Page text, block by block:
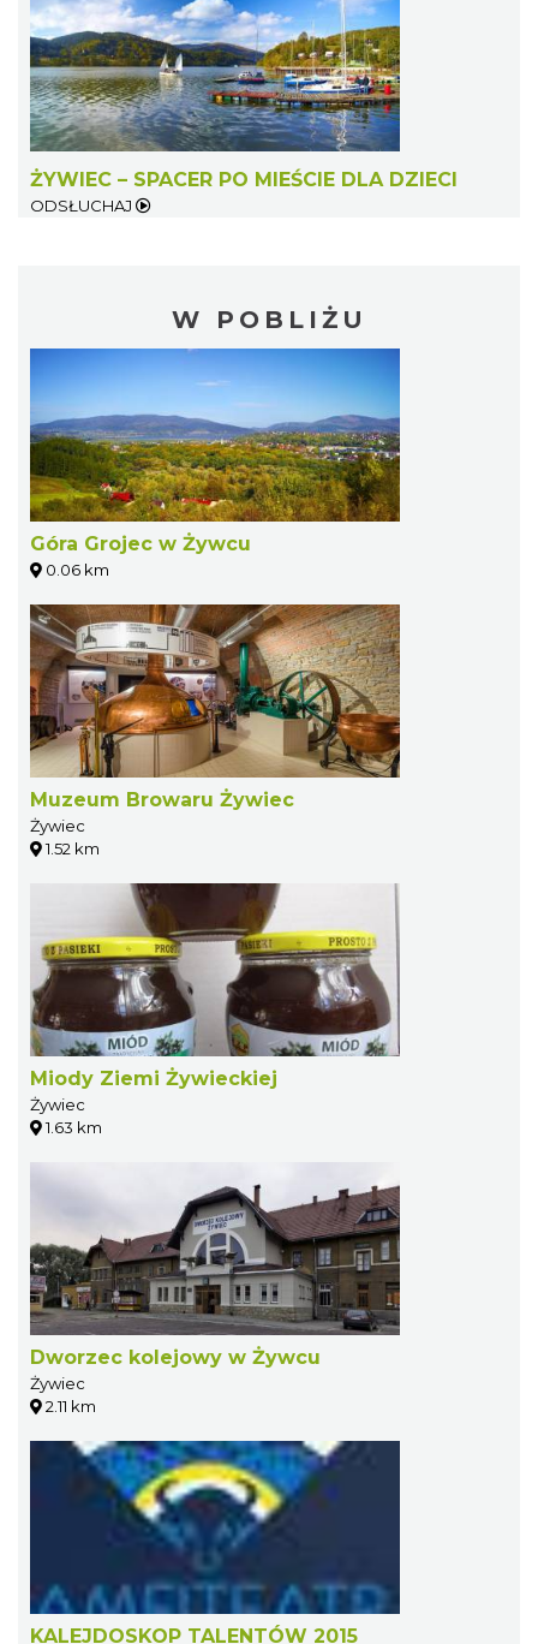
ŻYWIEC – SPACER PO MIEŚCIE DLA DZIECI
ODSŁUCHAJ
W POBLIŻU
Góra Grojec w Żywcu
0.06 km
Muzeum Browaru Żywiec
Żywiec
1.52 km
Miody Ziemi Żywieckiej
Żywiec
1.63 km
Dworzec kolejowy w Żywcu
Żywiec
2.11 km
KALEJDOSKOP TALENTÓW 2015